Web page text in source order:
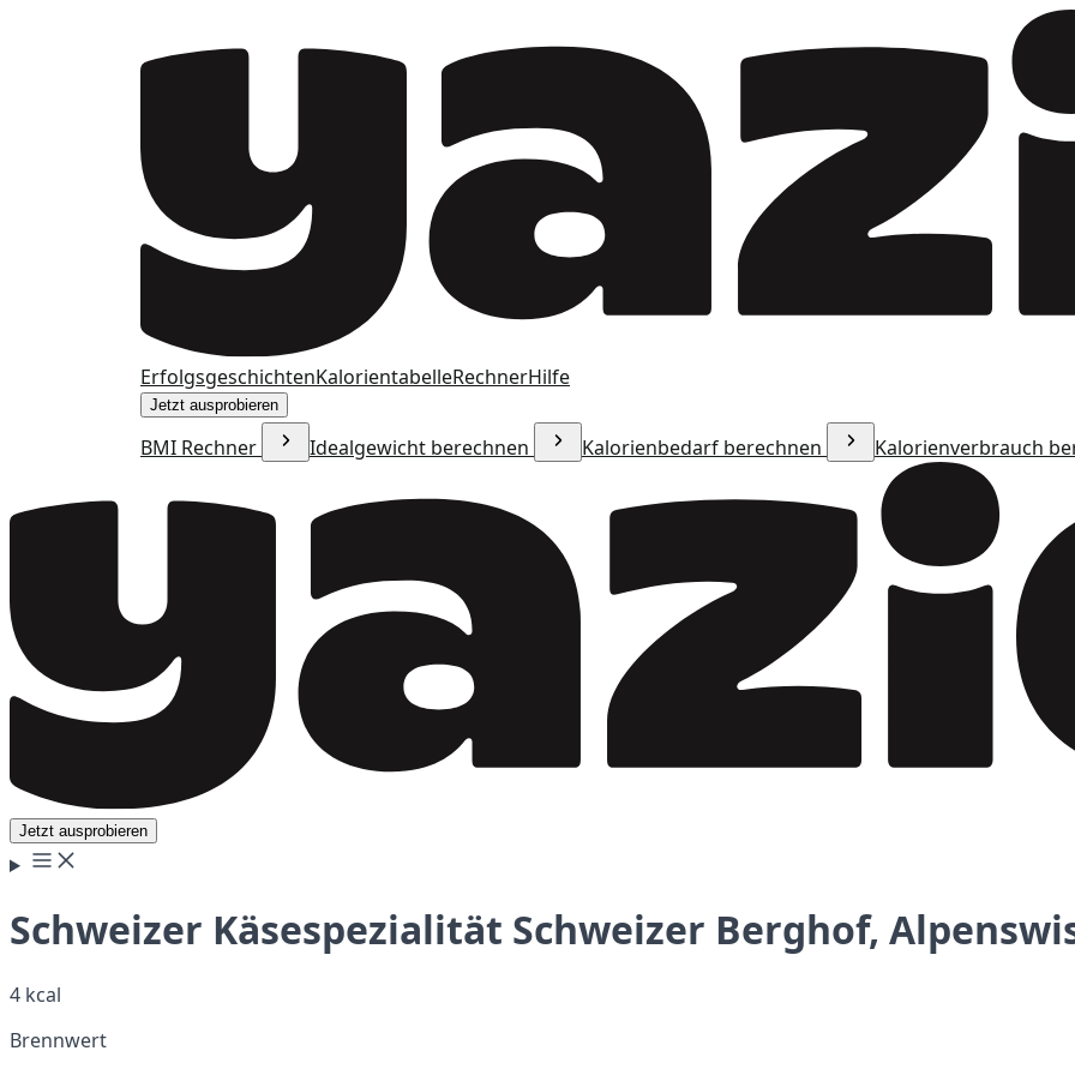
ErfolgsgeschichtenKalorientabelleRechnerHilfe
Jetzt ausprobieren
BMI Rechner Idealgewicht berechnen Kalorienbedarf berechnen Kalorienverbrauch
Jetzt ausprobieren
Schweizer Käsespezialität Schweizer Berghof,
4 kcal
Brennwert